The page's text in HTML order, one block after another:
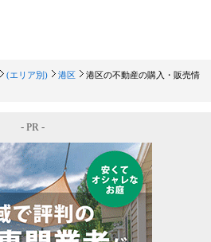
(エリア別) 港区
港区の不動産の購入・販売情
- PR -